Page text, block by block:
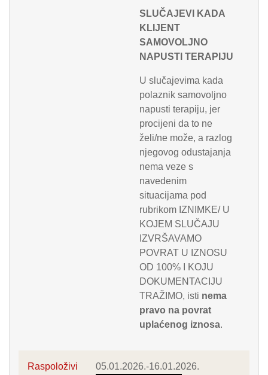
SLUČAJEVI KADA
KLIJENT
SAMOVOLJNO
NAPUSTI TERAPIJU
U slučajevima kada
polaznik samovoljno
napusti terapiju, jer
procijeni da to ne
želi/ne može, a razlog
njegovog odustajanja
nema veze s
navedenim
situacijama pod
rubrikom IZNIMKE/ U
KOJEM SLUČAJU
IZVRŠAVAMO
POVRAT U IZNOSU
OD 100% I KOJU
DOKUMENTACIJU
TRAŽIMO, isti nema
pravo na povrat
uplaćenog iznosa.
Raspoloživi
05.01.2026.-16.01.2026.